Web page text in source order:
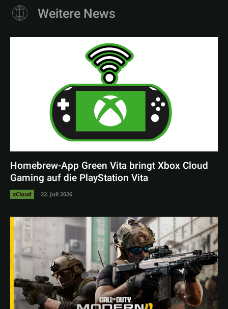
Weitere News
Homebrew-App Green Vita bringt Xbox Cloud
Gaming auf die PlayStation Vita
xCloud 22. Juli 2026